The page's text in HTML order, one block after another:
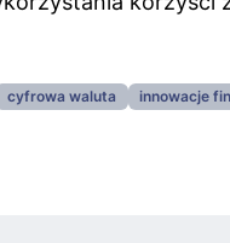
cyfrowa waluta
innowacje